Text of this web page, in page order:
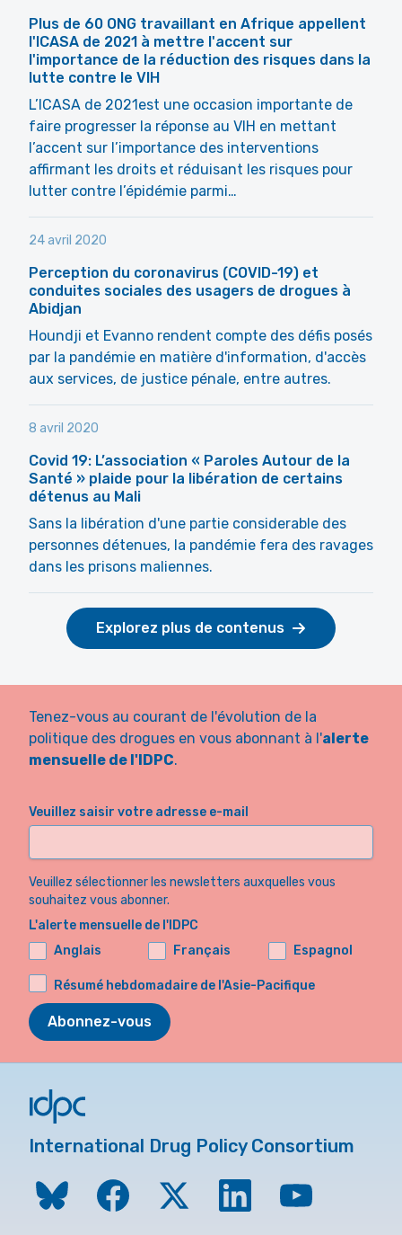
Plus de 60 ONG travaillant en Afrique appellent
l'ICASA de 2021 à mettre l'accent sur
l'importance de la réduction des risques dans la
lutte contre le VIH
L’ICASA de 2021est une occasion importante de
faire progresser la réponse au VIH en mettant
l’accent sur l’importance des interventions
affirmant les droits et réduisant les risques pour
lutter contre l’épidémie parmi…
24 avril 2020
Perception du coronavirus (COVID-19) et
conduites sociales des usagers de drogues à
Abidjan
Houndji et Evanno rendent compte des défis posés
par la pandémie en matière d'information, d'accès
aux services, de justice pénale, entre autres.
8 avril 2020
Covid 19: L’association « Paroles Autour de la
Santé » plaide pour la libération de certains
détenus au Mali
Sans la libération d'une partie considerable des
personnes détenues, la pandémie fera des ravages
dans les prisons maliennes.
Explorez plus de contenus
Tenez-vous au courant de l'évolution de la
politique des drogues en vous abonnant à l'alerte
mensuelle de l'IDPC.
Veuillez saisir votre adresse e-mail
Veuillez sélectionner les newsletters auxquelles vous
souhaitez vous abonner.
L'alerte mensuelle de l'IDPC
Anglais
Français Espagnol
Résumé hebdomadaire de l'Asie-Pacifique
Abonnez-vous
International Drug Policy Consortium